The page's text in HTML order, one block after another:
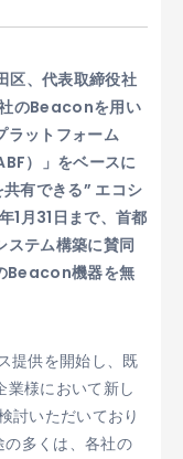
区、代表取締役社
のBeaconを用い
ラットフォーム
）」をベースに
有できる” エコシ
1月31日まで、首都
ステム構築に賛同
Beacon機器を無
提供を開始し、既
業様において新し
討いただいており
多くは、各社の